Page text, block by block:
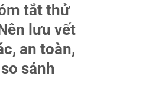
tắt thử
lưu vết
an toàn,
sánh